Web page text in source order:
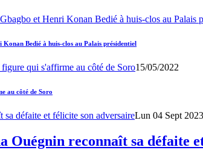
Bedié à huis-clos au Palais présidentiel
15/05/2022
au côté de Soro
Lun 04 Sept 2023
Ouégnin reconnaît sa défaite